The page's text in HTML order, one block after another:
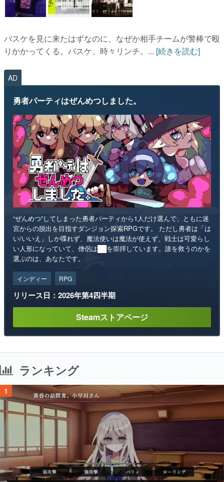
バスケを見に来たはずなのに、なぜか相手チームが警棒で殴
りかかってくる。バスケ、時々リンチ。... [続きを読む]
AD
勇者パーティはぜんめつしました。
“ぜんめつ”してしまった勇者パーティから1人だけ選んで、ともに迷
宮からの脱出を目指すダンジョン探索RPGです。 ただし勇者は「は
い/いいえ」しか喋れず、魔法使いは魔法が使えず、戦士は可愛らし
い人形になっていて、僧侶は██を崇拝しています。誰を救うのかを
選ぶのは、あなたです。
インディー RPG
リリース日：2026年第4四半期
Steamストアページ
ランキング
1